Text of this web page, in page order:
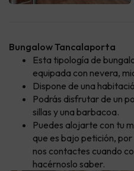
Bungalow Tancalaporta
Esta tipología de
equipada con nevera,
Dispone de una
Podrás disfrutar de un
sillas y una barbacoa.
Puedes alojarte con tu
que es bajo petición,
nos contactes cuando
hacérnoslo saber.